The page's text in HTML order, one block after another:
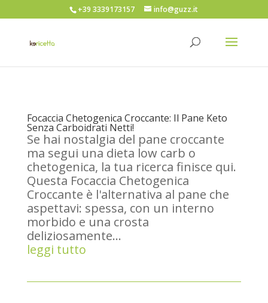
+39 3339173157 info@guzz.it
Focaccia Chetogenica Croccante: Il Pane Keto
Senza Carboidrati Netti!
Se hai nostalgia del pane croccante
ma segui una dieta low carb o
chetogenica, la tua ricerca finisce qui.
Questa Focaccia Chetogenica
Croccante è l'alternativa al pane che
aspettavi: spessa, con un interno
morbido e una crosta
deliziosamente...
leggi tutto